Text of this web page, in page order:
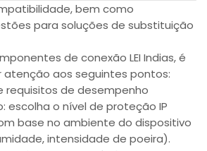
bem como
para soluções de substituição
de conexão LEI Indias, é
atenção aos seguintes pontos:
requisitos de desempenho
escolha o nível de proteção IP
base no ambiente do dispositivo
intensidade de poeira).